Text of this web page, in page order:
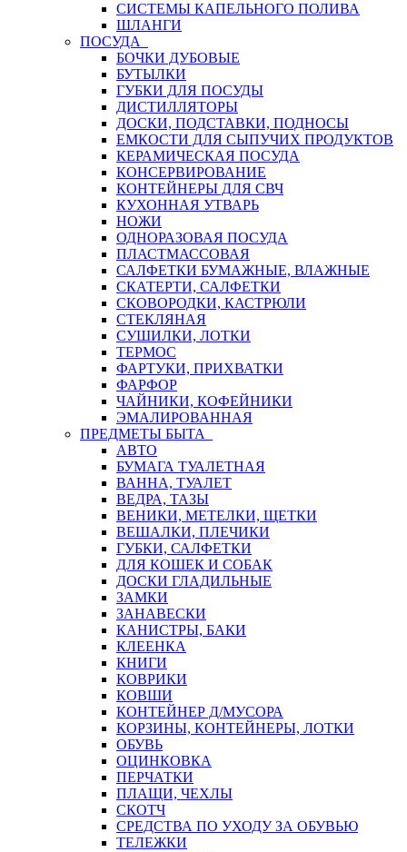
СИСТЕМЫ КАПЕЛЬНОГО ПОЛИВА
ШЛАНГИ
ПОСУДА
БОЧКИ ДУБОВЫЕ
БУТЫЛКИ
ГУБКИ ДЛЯ ПОСУДЫ
ДИСТИЛЛЯТОРЫ
ДОСКИ, ПОДСТАВКИ, ПОДНОСЫ
ЕМКОСТИ ДЛЯ СЫПУЧИХ ПРОДУКТОВ
КЕРАМИЧЕСКАЯ ПОСУДА
КОНСЕРВИРОВАНИЕ
КОНТЕЙНЕРЫ ДЛЯ СВЧ
КУХОННАЯ УТВАРЬ
НОЖИ
ОДНОРАЗОВАЯ ПОСУДА
ПЛАСТМАССОВАЯ
САЛФЕТКИ БУМАЖНЫЕ, ВЛАЖНЫЕ
СКАТЕРТИ, САЛФЕТКИ
СКОВОРОДКИ, КАСТРЮЛИ
СТЕКЛЯНАЯ
СУШИЛКИ, ЛОТКИ
ТЕРМОС
ФАРТУКИ, ПРИХВАТКИ
ФАРФОР
ЧАЙНИКИ, КОФЕЙНИКИ
ЭМАЛИРОВАННАЯ
ПРЕДМЕТЫ БЫТА
АВТО
БУМАГА ТУАЛЕТНАЯ
ВАННА, ТУАЛЕТ
ВЕДРА, ТАЗЫ
ВЕНИКИ, МЕТЕЛКИ, ЩЕТКИ
ВЕШАЛКИ, ПЛЕЧИКИ
ГУБКИ, САЛФЕТКИ
ДЛЯ КОШЕК И СОБАК
ДОСКИ ГЛАДИЛЬНЫЕ
ЗАМКИ
ЗАНАВЕСКИ
КАНИСТРЫ, БАКИ
КЛЕЕНКА
КНИГИ
КОВРИКИ
КОВШИ
КОНТЕЙНЕР Д/МУСОРА
КОРЗИНЫ, КОНТЕЙНЕРЫ, ЛОТКИ
ОБУВЬ
ОЦИНКОВКА
ПЕРЧАТКИ
ПЛАЩИ, ЧЕХЛЫ
СКОТЧ
СРЕДСТВА ПО УХОДУ ЗА ОБУВЬЮ
ТЕЛЕЖКИ